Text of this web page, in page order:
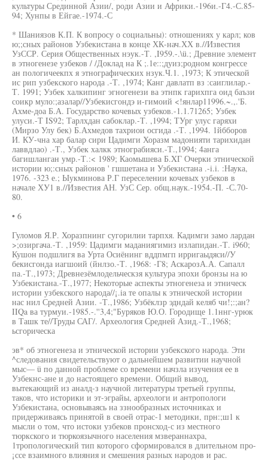
культуры Срединной Азии/, роди Азии и Африки.-196и.-Г4.-С.85-
94; Хунпы в Ейгае.-1974.-С
* Шаниязов К.П. К вопросу о социальны): отношениях у карл; ков
ю;;сных районов Узбекистана в конце ХК-нач.ХХ в.//Известия
УзССР. Серия Общественных нэук.-Т. ,I959.-.\ü.; Древние элемент
в этногенезе узбеков / /Доклад на К ;.1е::;дуиз;родном конгрессе
ан пологичеекпх я этнографических нзук.Ч.1. ,1973; К этической
ис рип узбекского народа .-Т. ,1974; Канг давлатп вз :саиглилар.-
Т. 1991; Узбек халкипинг эгногенези ва этнпк гарихпга оид баъзи
соикр муло:;азалар//Узбекисгондэ и-гимоий <!янлар11996.~.,.'Б.
Ахме-доа Б.А. Государство кочевых узбеков.-1.1.71265; Узбек
улуси.-Т IS92; Тарлхдан сабоклар.-Т. ,1994; ТУрг улус гаряхи
(Мирзо Улу бек) Б.Ахмедов тахриои осгида .-Т. ,1994. 1йбборов
И. КУ-чна хар балар сири Цадимги Хоразм мадонияти тарихидан
лаввдлао) .-Т., Узбек халкк этнограбияси.-Т.,1994; 4анга
багишланган умр.-Т.:< 1989; Каомышева Б.XГ Очерки этнической
истории ю;:сных районов ' гшшетана и Узбекистана .-i.i. :Наука,
1976. -323 е.; Ыукминова Р.Г переселении кочевых узбеков в
начале ХУ1 в.//Известия АН. УзС Сер. общ.наук.-1954.-П. -С.70-
80.
• 6
Гуломов Я.Р. Хоразпнинг сугорилии тарпхя. Кадимги замо лардан
>;озиргача.-Т. ,1959: Цадимги маданиягимиз излапидан.-Т. i960;
Кушон подшлигя ва Урта Осиёнинг вддпмгп ирригаыдяси//У
бекисгонда иагшоий (йнлзо.-Т. ,1968: -Г8; АскарозА.А. Сапалл
па.-Т.,1973; Древнезёмлодельческзя культура эпохи бронзы на ю
Узбекистана.-Т.,1977; Некоторые аспекты этногенеза и этническ
истории узбекского народа//¡.ia те опалы к этнической истории
нас нил Средней Азии. -Т.,1986; Узбёклзр эдндай келяб чи!;:;ан?
IIQa ва турмуи.-1985.-.''3,4;"Буряков Ю.О. Городище 1.1ннг-урюк
в Ташк те//Труды САГ/. Археология Средней Азид.-Т.,1968;
ьсгорическа
эв* об этногенеза и этнической истории узбекского народа. Эти
^следования свидетельствуют о дальнейшем развитии научной
мыс— ü по данной проблеме со времени начзла изучения ее в
Узбекнс-ане и до настоящего времени. Общий вывод,
вытекающий из аналд-з научной литературы третьей группы,
таков, что историки и эт-эграйы, археологи и антропологи
Узбекистана, основываясь на ззнообразных источниках и
придерживаясь принятой в своей отрас-1 методики, прн:;ш1 к
мысли о том, что истоки узбеков пронсход-с из местного
тюркского и тюркоязычного населения мзвераннахра,
1тропологический тип которого сформировался в длительном про-
¡ссе взаимного влияния и смешения разных народов и рас.